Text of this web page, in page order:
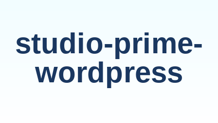
studio-prime-
wordpress